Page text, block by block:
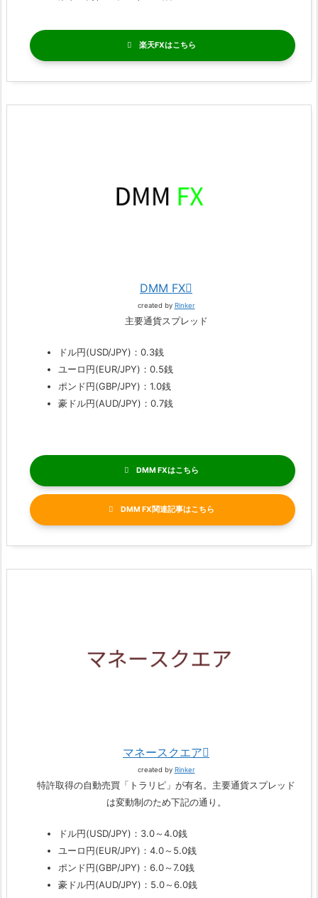
楽天FX
DMM FX
created by Rinker
主要通貨スプレッド
ドル円(USD/JPY)：0.3銭
ユーロ円(EUR/JPY)：0.5銭
ポンド円(GBP/JPY)：1.0銭
豪ドル円(AUD/JPY)：0.7銭
DMM FX
DMM FX関連記事
マネースクエア
created by Rinker
特許取得の自動売買「トラリピ」が有名。主要通貨スプレッド
は変動制のため下記の通り。
ドル円(USD/JPY)：3.0～4.0銭
ユーロ円(EUR/JPY)：4.0～5.0銭
ポンド円(GBP/JPY)：6.0～7.0銭
豪ドル円(AUD/JPY)：5.0～6.0銭